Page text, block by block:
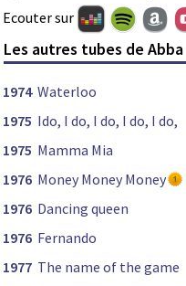
Ecouter sur
Les autres tubes de Abba
1974 Waterloo
1975 Ido, I do, I do, I do, I do,
1975 Mamma Mia
1976 Money Money Money
1976 Dancing queen
1976 Fernando
1977 The name of the game